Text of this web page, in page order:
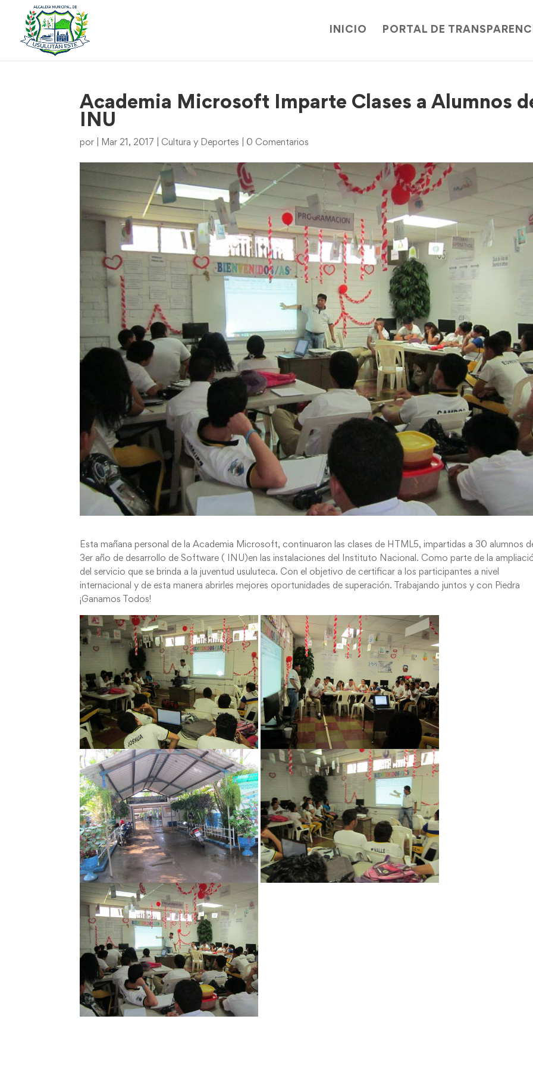
INICIO PORTAL DE
Academia Microsoft Imparte Clases a Alumnos
INU
por Mar 21, 2017 Cultura y Deportes 0 Comentarios
Esta mañana personal de la Academia Microsoft, continuaron las clases de HTML5, impartidas a 30 alumnos
3er año de desarrollo de Software ( INU)en las instalaciones del Instituto Nacional. Como parte de la
del servicio que se brinda a la juventud usuluteca. Con el objetivo de certificar a los participantes a nivel
internacional y de esta manera abrirles mejores oportunidades de superación. Trabajando juntos y con Piedra
¡Ganamos Todos!